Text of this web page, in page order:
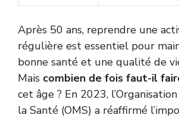
Après 50 ans, reprendre une
régulière est essentiel pour
bonne santé et une qualité de
Mais combien de fois faut-il
cet âge ? En 2023,
la Santé (OMS) a réaffirmé